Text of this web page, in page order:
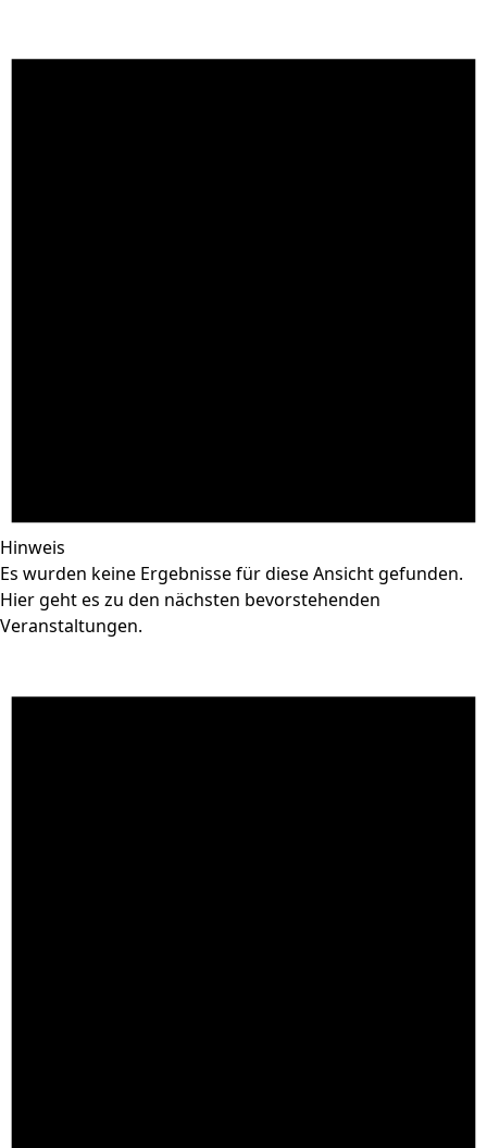
Hinweis
Es wurden keine Ergebnisse für diese Ansicht gefunden.
Hier geht es zu den nächsten bevorstehenden
Veranstaltungen.